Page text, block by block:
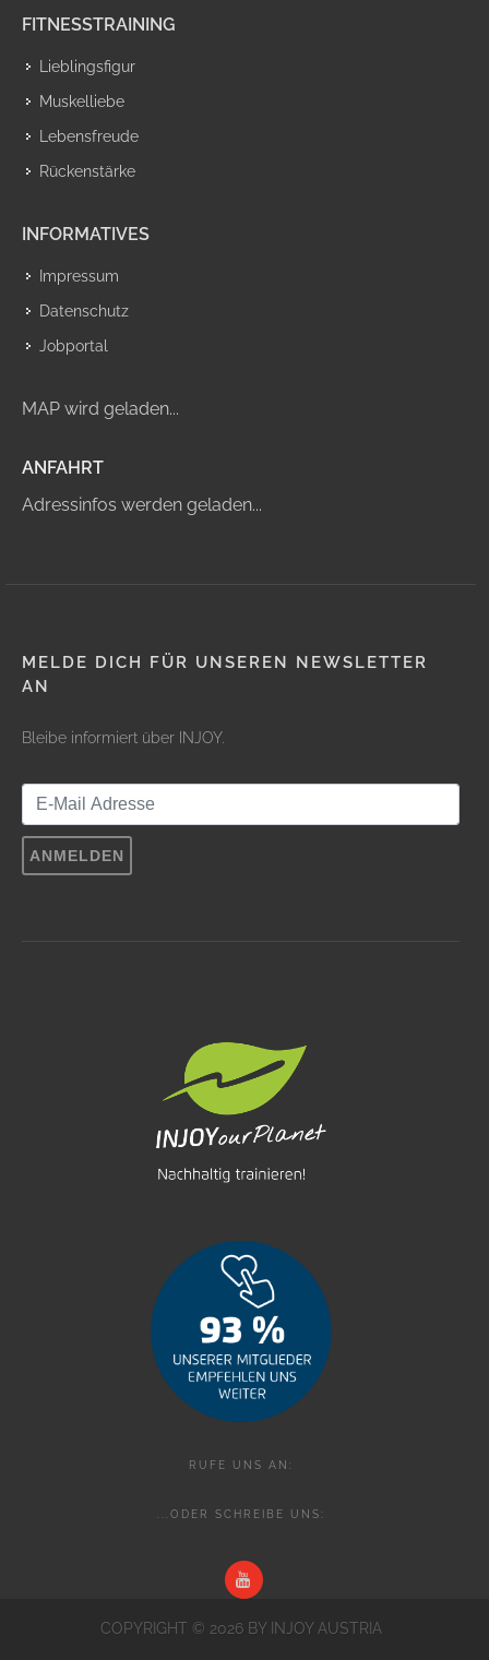
FITNESSTRAINING
Lieblingsfigur
Muskelliebe
Lebensfreude
Rückenstärke
INFORMATIVES
Impressum
Datenschutz
Jobportal
MAP wird geladen...
ANFAHRT
Adressinfos werden geladen...
MELDE DICH FÜR UNSEREN NEWSLETTER
AN
Bleibe informiert über INJOY.
ANMELDEN
RUFE UNS AN:
...ODER SCHREIBE UNS:
COPYRIGHT © 2026 BY INJOY AUSTRIA